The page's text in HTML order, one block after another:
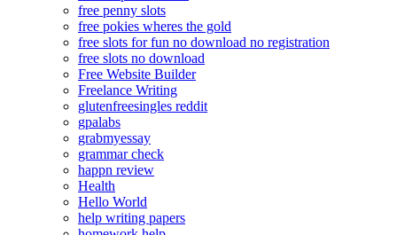
free penny slots
free pokies wheres the gold
free slots for fun no download no registration
free slots no download
Free Website Builder
Freelance Writing
glutenfreesingles reddit
gpalabs
grabmyessay
grammar check
happn review
Health
Hello World
help writing papers